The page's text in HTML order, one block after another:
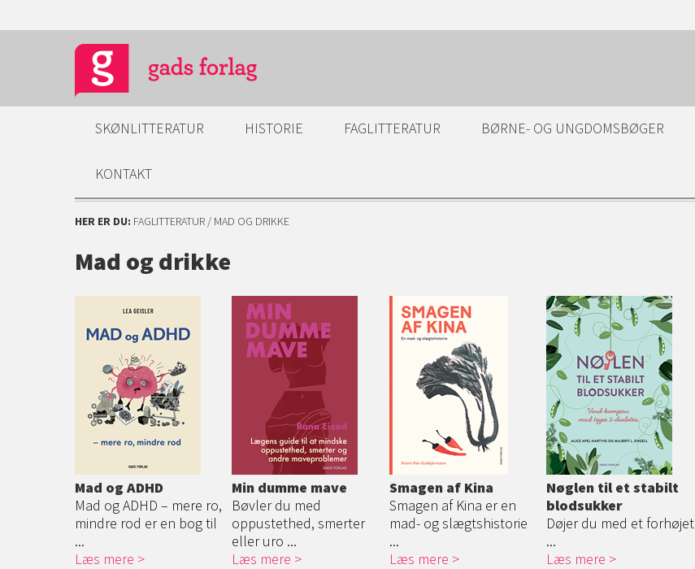
SKØNLITTERATUR HISTORIE FAGLITTERATUR BØRNE- OG UNGDOMSBØGER
KONTAKT
HER ER DU: FAGLITTERATUR / MAD OG DRIKKE
Mad og drikke
Mad og ADHD
Mad og ADHD – mere ro,
mindre rod er en bog til
...
Læs mere
Min dumme mave
Bøvler du med
oppustethed, smerter
eller uro ...
Læs mere
Smagen af Kina
Smagen af Kina er en
mad- og slægtshistorie
...
Læs mere
Nøglen til et stabilt
blodsukker
Døjer du med et forhøjet
...
Læs mere